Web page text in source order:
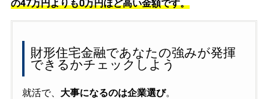
の47万円よりも0万円ほど高い金額です。
財形住宅金融であなたの強みが発揮
できるかチェックしよう
就活で、 大事になるのは企業選び。